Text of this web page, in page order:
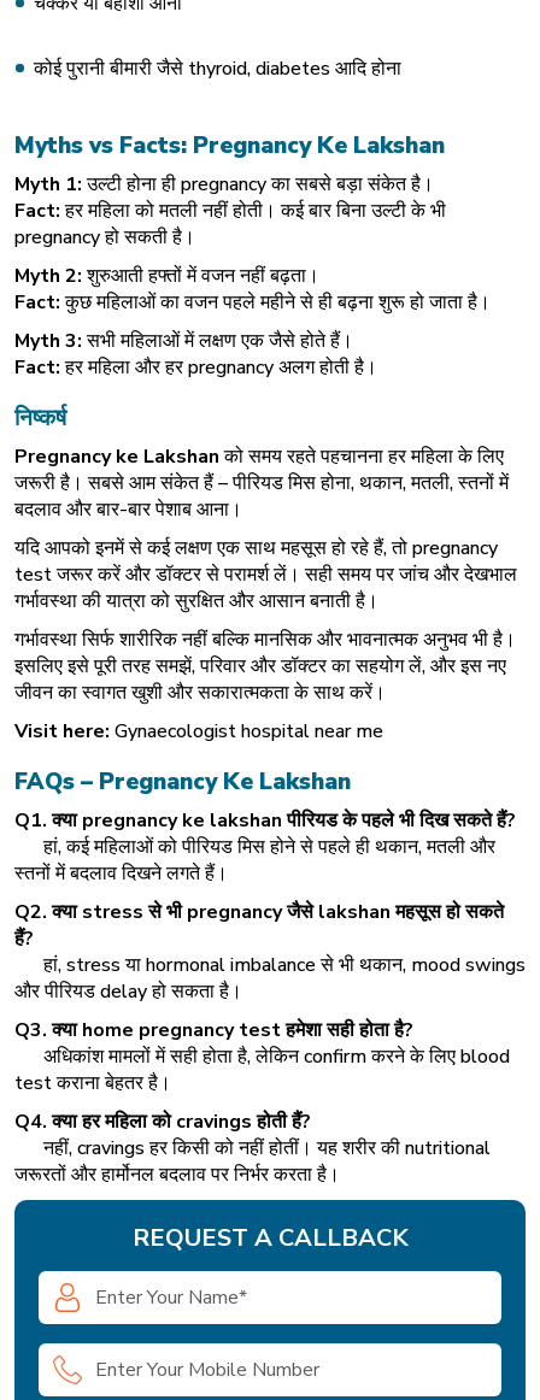
कोई पुरानी बीमारी जैसे thyroid, diabetes आदि होना
Myths vs Facts: Pregnancy Ke Lakshan
Myth 1:उल्टी होना ही pregnancy का सबसे बड़ा संकेत है।
Fact:हर महिला को मतली नहीं होती। कई बार बिना उल्टी के भी
pregnancy हो सकती है।
Myth 2:शुरुआती हफ्तों में वजन नहीं बढ़ता।
Fact:कुछ महिलाओं का वजन पहले महीने से ही बढ़ना शुरू हो जाता है।
Myth 3:सभी महिलाओं में लक्षण एक जैसे होते हैं।
Fact:हर महिला और हर pregnancy अलग होती है।
निष्कर्ष
Pregnancy ke Lakshanको समय रहते पहचानना हर महिला के लिए
जरूरी है। सबसे आम संकेत हैं – पीरियड मिस होना, थकान, मतली, स्तनों में
बदलाव और बार-बार पेशाब आना।
यदि आपको इनमें से कई लक्षण एक साथ महसूस हो रहे हैं, तो pregnancy
test जरूर करें और डॉक्टर से परामर्श लें। सही समय पर जांच और देखभाल
गर्भावस्था की यात्रा को सुरक्षित और आसान बनाती है।
गर्भावस्था सिर्फ शारीरिक नहीं बल्कि मानसिक और भावनात्मक अनुभव भी है।
इसलिए इसे पूरी तरह समझें, परिवार और डॉक्टर का सहयोग लें, और इस नए
जीवन का स्वागत खुशी और सकारात्मकता के साथ करें।
Visit here: Gynaecologist hospital near me
FAQs – Pregnancy Ke Lakshan
Q1.क्याpregnancy ke lakshanपीरियडकेपहलेभीदिखसकतेहैं?
हां, कई महिलाओं को पीरियड मिस होने से पहले ही थकान, मतली और
स्तनों में बदलाव दिखने लगते हैं।
Q2.क्याstressसेभीpregnancyजैसेlakshanमहसूसहोसकते
हैं?
हां, stress या hormonal imbalance से भी थकान, mood swings
और पीरियड delay हो सकता है।
Q3.क्याhome pregnancy testहमेशासहीहोताहै?
अधिकांश मामलों में सही होता है, लेकिन confirm करने के लिए blood
test कराना बेहतर है।
Q4. क्याहरमहिलाकोcravingsहोतीहैं?
नहीं, cravings हर किसी को नहीं होतीं। यह शरीर की nutritional
जरूरतों और हार्मोनल बदलाव पर निर्भर करता है।
REQUEST A CALLBACK